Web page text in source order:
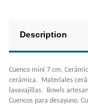
Description
Cuenco mini 7 cm.
cerámica. Materiales
lavavajillas. Bowls
Cuencos para desayuno.